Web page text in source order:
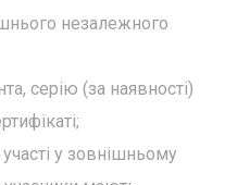
незалежного
серію (за наявності)
у зовнішньому